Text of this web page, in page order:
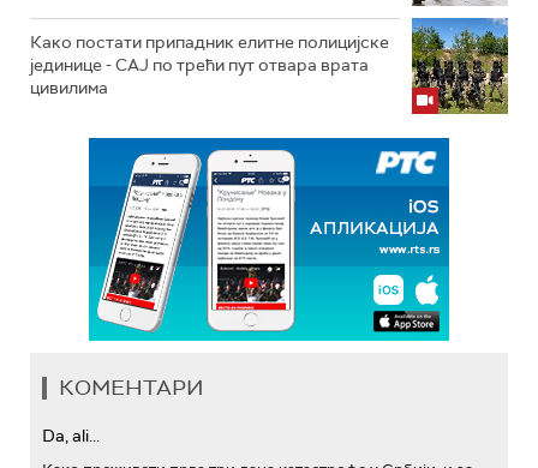
Како постати припадник елитне полицијске
јединице - СAJ по трећи пут отвара врата
цивилима
КОМЕНТАРИ
Da, ali...